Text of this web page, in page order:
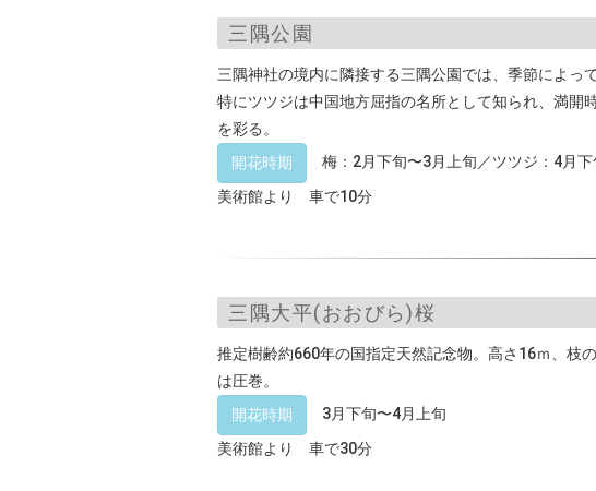
三隅公園
三隅神社の境内に隣接する三隅公園では、季節によっ
特にツツジは中国地方屈指の名所として知られ、満開
を彩る。
開花時期
梅：2月下旬〜3月上旬／ツツジ：4月下
美術館より 車で10分
三隅大平(おおびら)桜
推定樹齢約660年の国指定天然記念物。高さ16ｍ、枝
は圧巻。
開花時期
3月下旬〜4月上旬
美術館より 車で30分